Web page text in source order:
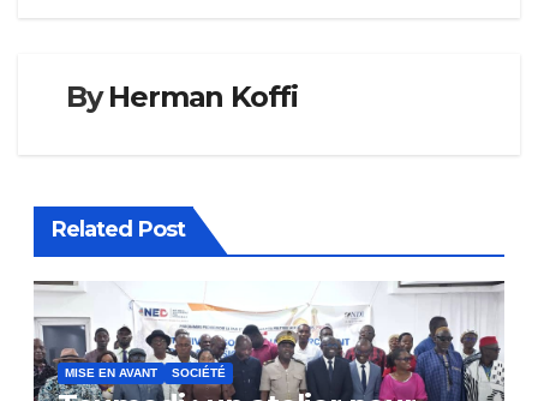
ByHerman Koffi
Related Post
MISE EN AVANT SOCIÉTÉ